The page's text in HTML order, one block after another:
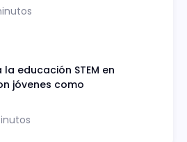
educación STEM en
jóvenes como